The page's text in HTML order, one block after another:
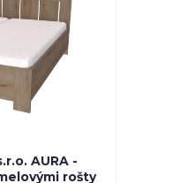
AURA -
rošty